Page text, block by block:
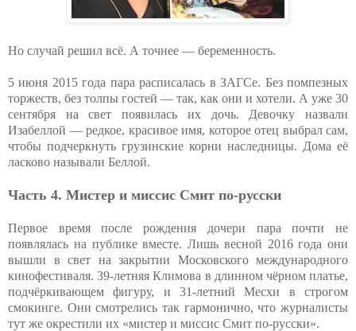
Но случай решил всё. А точнее — беременность.
5 июня 2015 года пара расписалась в ЗАГСе. Без помпезных
торжеств, без толпы гостей — так, как они и хотели. А уже 30
сентября на свет появилась их дочь. Девочку назвали
Изабеллой — редкое, красивое имя, которое отец выбрал сам,
чтобы подчеркнуть грузинские корни наследницы. Дома её
ласково называли Беллой.
Часть 4. Мистер и миссис Смит по-русски
Первое время после рождения дочери пара почти не
появлялась на публике вместе. Лишь весной 2016 года они
вышли в свет на закрытии Московского международного
кинофестиваля. 39-летняя Климова в длинном чёрном платье,
подчёркивающем фигуру, и 31-летний Месхи в строгом
смокинге. Они смотрелись так гармонично, что журналисты
тут же окрестили их «мистер и миссис Смит по-русски».